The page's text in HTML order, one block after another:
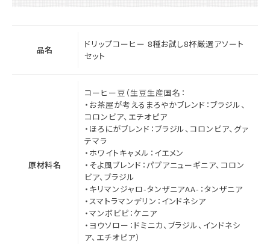
品名
ドリップコーヒー 8種お試し8杯厳選アソート
セット
原材料名
コーヒー豆（生豆生産国名：
・お茶屋が考えるまろやかブレンド：ブラジル、
コロンビア、エチオピア
・ほろにがブレンド：ブラジル、コロンビア、グァ
テマラ
・ホワイトキャメル：イエメン
・そよ風ブレンド：パプアニューギニア、コロン
ビア、ブラジル
・キリマンジャロ-タンザニアAA-：タンザニア
・スマトラマンデリン：インドネシア
・マンボビピ：ケニア
・ヨウソロー：ドミニカ、ブラジル、インドネシ
ア、エチオピア）